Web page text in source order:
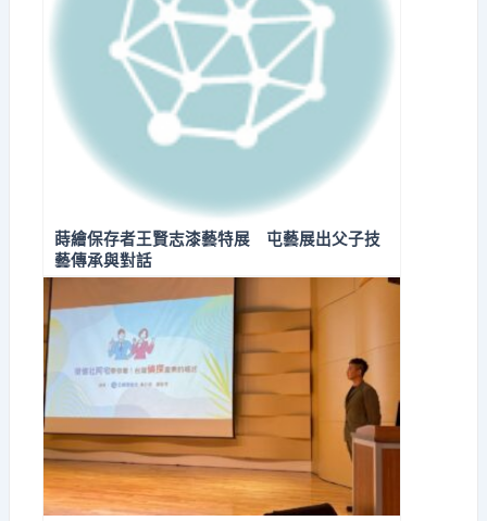
蒔繪保存者王賢志漆藝特展 屯藝展出父子技
藝傳承與對話